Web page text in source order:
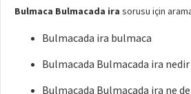
Bulmaca Bulmacada ira sorusu için
Bulmacada ira bulmaca
Bulmacada Bulmacada ira nedir
Bulmacada Bulmacada ira ne